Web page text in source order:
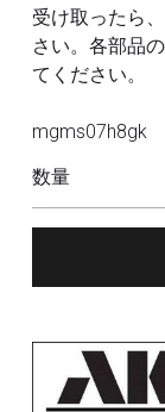
受け取ったら
さい。各部品
てください。
mgms07h8gk
数量